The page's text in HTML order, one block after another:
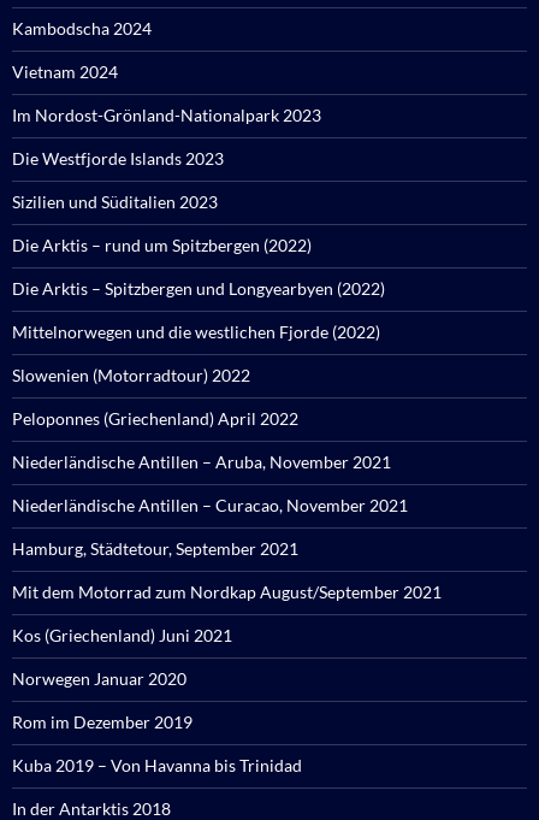
Kambodscha 2024
Vietnam 2024
Im Nordost-Grönland-Nationalpark 2023
Die Westfjorde Islands 2023
Sizilien und Süditalien 2023
Die Arktis – rund um Spitzbergen (2022)
Die Arktis – Spitzbergen und Longyearbyen (2022)
Mittelnorwegen und die westlichen Fjorde (2022)
Slowenien (Motorradtour) 2022
Peloponnes (Griechenland) April 2022
Niederländische Antillen – Aruba, November 2021
Niederländische Antillen – Curacao, November 2021
Hamburg, Städtetour, September 2021
Mit dem Motorrad zum Nordkap August/September 2021
Kos (Griechenland) Juni 2021
Norwegen Januar 2020
Rom im Dezember 2019
Kuba 2019 – Von Havanna bis Trinidad
In der Antarktis 2018